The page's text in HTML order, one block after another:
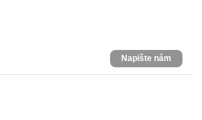
Napište nám